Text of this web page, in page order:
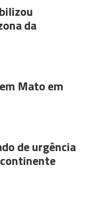
da
Mato em
de urgência